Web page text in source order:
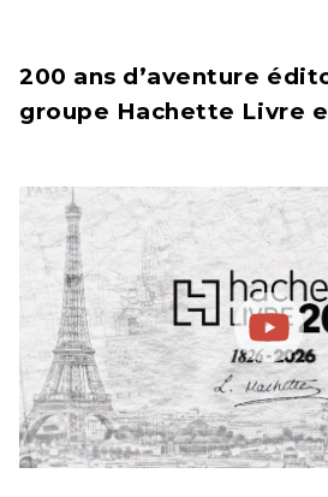
200 ans d’aventure
groupe Hachette Livre